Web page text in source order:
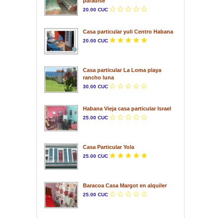
20.00 CUC
Casa particular yuli Centro Habana
20.00 CUC
Casa particular La Loma playa
rancho luna
30.00 CUC
Habana Vieja casa particular Israel
25.00 CUC
Casa Particular Yola
25.00 CUC
Baracoa Casa Margot en alquiler
25.00 CUC